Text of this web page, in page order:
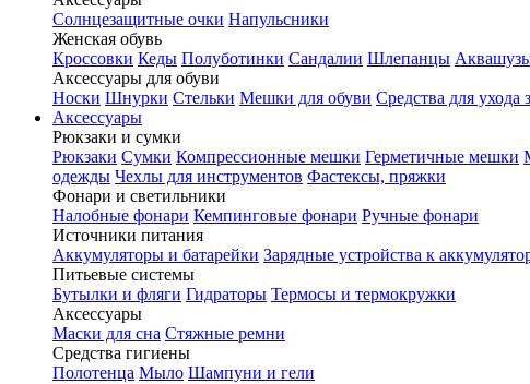
Солнцезащитные очки Напульсники
Женская обувь
Кроссовки Кеды Полуботинки Сандалии Шлепанцы
Аксессуары для обуви
Носки Шнурки Стельки Мешки для обуви Средства для ухода
Аксессуары
Рюкзаки и сумки
Рюкзаки Сумки Компрессионные мешки Герметичные мешки
одежды Чехлы для инструментов Фастексы, пряжки
Фонари и светильники
Налобные фонари Кемпинговые фонари Ручные фонари
Источники питания
Аккумуляторы и батарейки Зарядные устройства к
Питьевые системы
Бутылки и фляги Гидраторы Термосы и термокружки
Аксессуары
Маски для сна Стяжные ремни
Средства гигиены
Полотенца Мыло Шампуни и гели